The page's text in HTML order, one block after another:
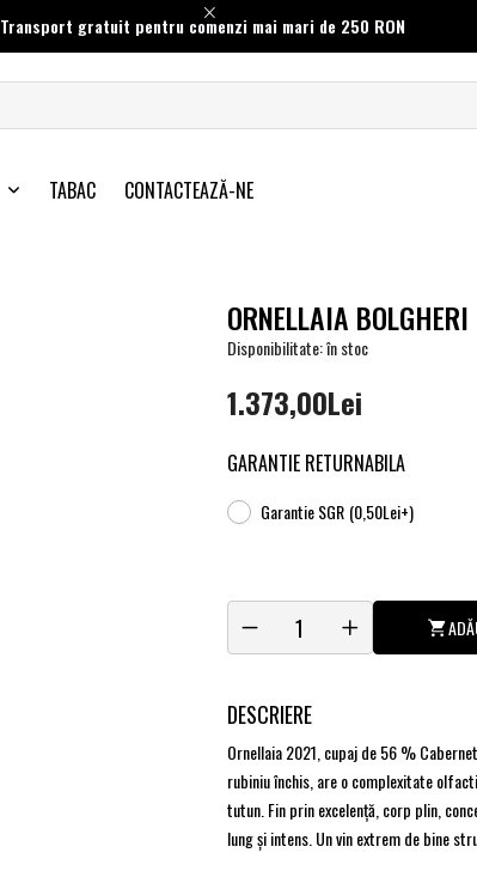
Transport gratuit pentru comenzi mai mari de 250 RON
TABAC CONTACTEAZĂ-NE
ORNELLAIA
Disponibilitate: în stoc
1.373,00Lei
GARANTIE RETURNABILA
Garantie SGR (0,50Lei+)
DESCRIERE
Ornellaia 2021, cupaj de 56 %
rubiniu închis, are o complexitate
tutun. Fin prin excelenţă, corp plin,
lung şi intens. Un vin extrem de bine